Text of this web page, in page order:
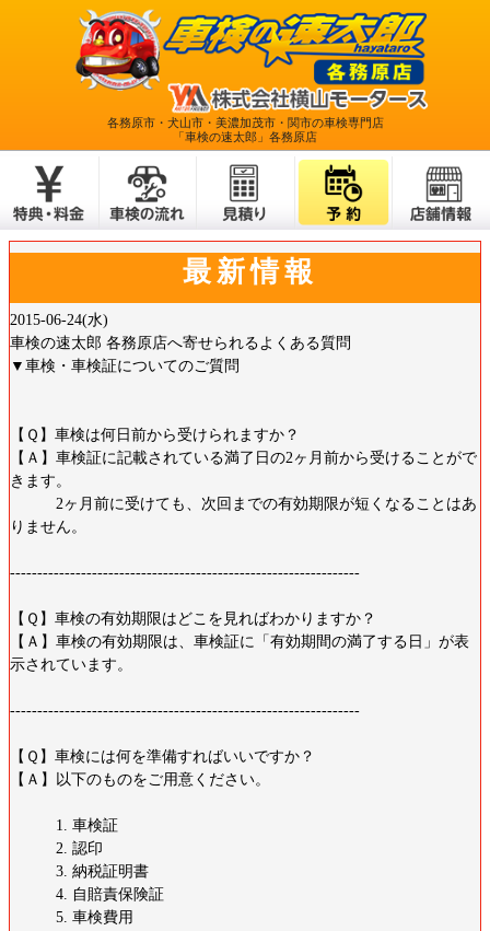
各務原市・犬山市・美濃加茂市・関市の車検専門店
「車検の速太郎」各務原店
最新情報
2015-06-24(水)
車検の速太郎 各務原店へ寄せられるよくある質問
▼車検・車検証についてのご質問
【Ｑ】車検は何日前から受けられますか？
【Ａ】車検証に記載されている満了日の2ヶ月前から受けることがで
きます。
2ヶ月前に受けても、次回までの有効期限が短くなることはあ
りません。
----------------------------------------------------------------
【Ｑ】車検の有効期限はどこを見ればわかりますか？
【Ａ】車検の有効期限は、車検証に「有効期間の満了する日」が表
示されています。
----------------------------------------------------------------
【Ｑ】車検には何を準備すればいいですか？
【Ａ】以下のものをご用意ください。
1. 車検証
2. 認印
3. 納税証明書
4. 自賠責保険証
5. 車検費用